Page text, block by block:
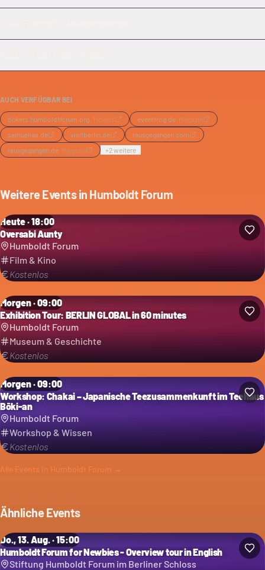
AUCH VERFÜGBAR BEI
tickets.humboldtforum.org· Tickets eventfrog.de· Magazin
samuelias.de
visitberlin.de
rausgegangen.com
rausgegangen.de· Magazin +2weitere
Weitere Events in Humboldt Forum
Heute · 18:00
Oversabi Aunty
Humboldt Forum
Film & Kino
Kostenlos
Morgen · 09:00
Exhibition Tour: BERLIN GLOBAL in 60 minutes
Humboldt Forum
Museum & Geschichte
Kostenlos
Morgen · 09:00
Workshop: Chakai – Japanische Teezusammenkunft im Teehaus
Bōki-an
Humboldt Forum
Workshop & Wissen
Kostenlos
Alle Events in Humboldt Forum →
Ähnliche Events
Do., 13. Aug. · 15:00
Humboldt Forum for Newbies - Overview tour in English
Stiftung Humboldt Forum im Berliner Schloss